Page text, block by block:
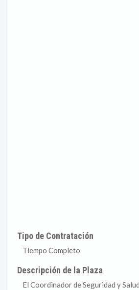
Tipo de Contratación
Tiempo Completo
Descripción de la Plaza
El Coordinador de Seguridad y